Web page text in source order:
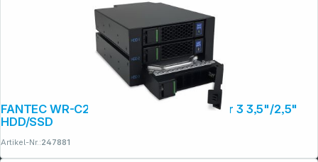
FANTEC WR-C2131-12G/6G Backplane für 3 3,5"/2,5"
HDD/SSD
Artikel-Nr.:247881